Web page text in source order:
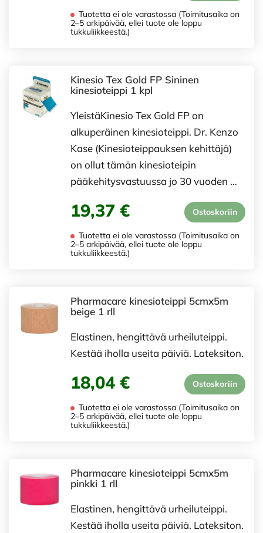
Tuotetta ei ole varastossa (Toimitusaika on
2–5 arkipäivää, ellei tuote ole loppu
tukkuliikkeestä.)
Kinesio Tex Gold FP Sininen
kinesioteippi 1 kpl
YleistäKinesio Tex Gold FP on
alkuperäinen kinesioteippi. Dr. Kenzo
Kase (Kinesioteippauksen kehittäjä)
on ollut tämän kinesioteipin
pääkehitysvastuussa jo 30 vuoden …
19,37 € Ostoskoriin
Tuotetta ei ole varastossa (Toimitusaika on
2–5 arkipäivää, ellei tuote ole loppu
tukkuliikkeestä.)
Pharmacare kinesioteippi 5cmx5m
beige 1 rll
Elastinen, hengittävä urheiluteippi.
Kestää iholla useita päiviä. Lateksiton.
18,04 € Ostoskoriin
Tuotetta ei ole varastossa (Toimitusaika on
2–5 arkipäivää, ellei tuote ole loppu
tukkuliikkeestä.)
Pharmacare kinesioteippi 5cmx5m
pinkki 1 rll
Elastinen, hengittävä urheiluteippi.
Kestää iholla useita päiviä. Lateksiton.